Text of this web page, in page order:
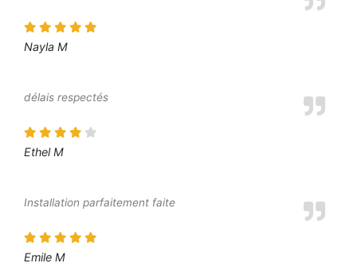
Nayla M
délais respectés
Ethel M
Installation parfaitement faite
Emile M